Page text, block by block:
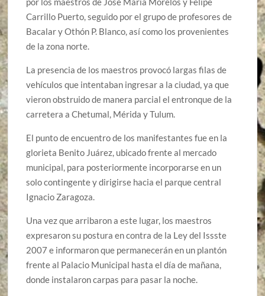
Carrillo Puerto, seguido por el grupo de profesores de
Bacalar y Othón P. Blanco, así como los provenientes
de la zona norte.
La presencia de los maestros provocó largas filas de
vehículos que intentaban ingresar a la ciudad, ya que
vieron obstruido de manera parcial el entronque de la
carretera a Chetumal, Mérida y Tulum.
El punto de encuentro de los manifestantes fue en la
glorieta Benito Juárez, ubicado frente al mercado
municipal, para posteriormente incorporarse en un
solo contingente y dirigirse hacia el parque central
Ignacio Zaragoza.
Una vez que arribaron a este lugar, los maestros
expresaron su postura en contra de la Ley del Issste
2007 e informaron que permanecerán en un plantón
frente al Palacio Municipal hasta el día de mañana,
donde instalaron carpas para pasar la noche.